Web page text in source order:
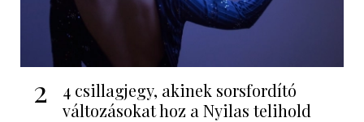
2
4 csillagjegy, akinek sorsfordító
változásokat hoz a Nyilas telihold